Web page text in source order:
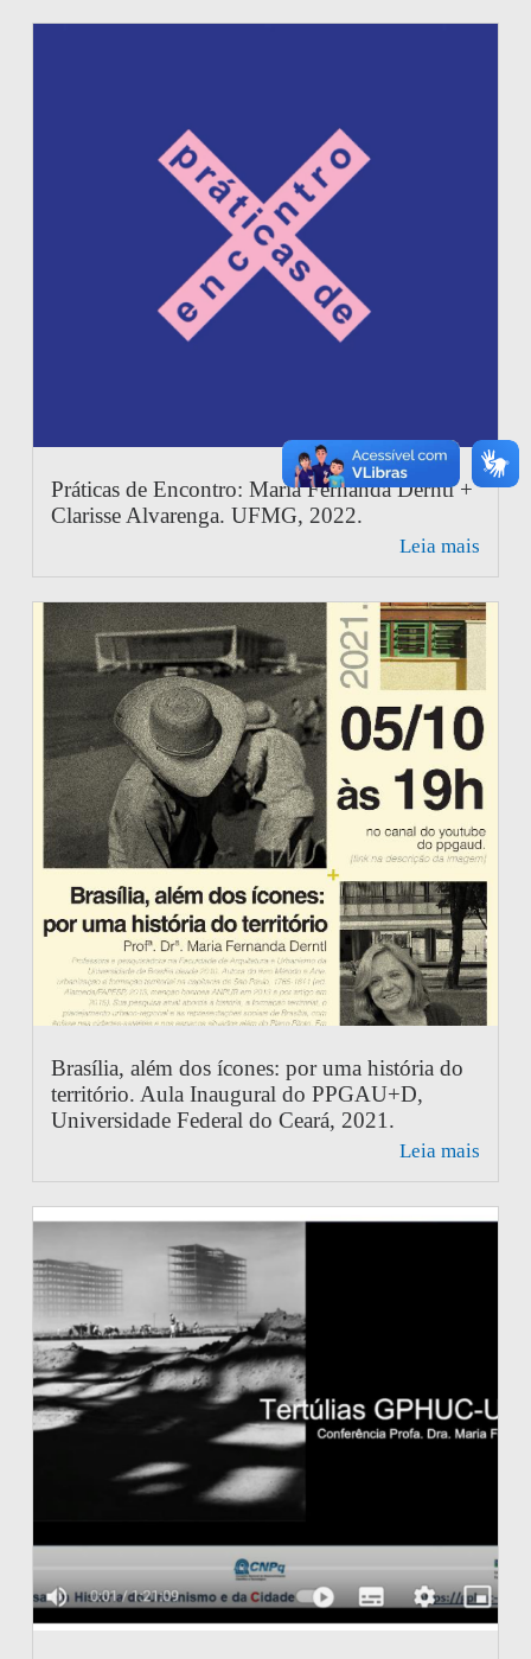
Práticas de Encontro: Maria Fernanda Derntl +
Clarisse Alvarenga. UFMG, 2022.
Leia mais
Brasília, além dos ícones: por uma história do
território. Aula Inaugural do PPGAU+D,
Universidade Federal do Ceará, 2021.
Leia mais